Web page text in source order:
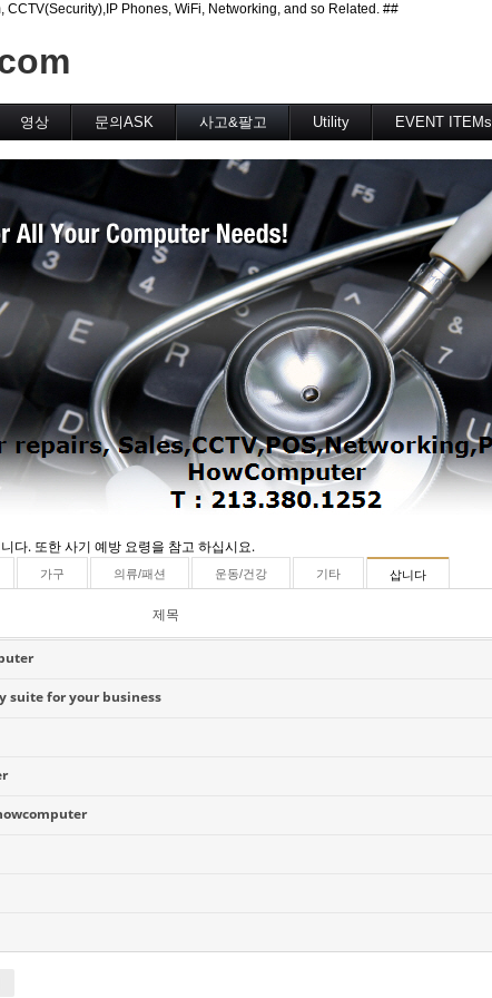
Phones, WiFi, Networking, and so Related. ##
영상 문의ASK 사고&팔고 Utility EVENT ITEMs
다. 또한 사기 예방 요령을 참고 하십시요.
가구 의류/패션 운동/건강 기타 삽니다
제목
suite for your business